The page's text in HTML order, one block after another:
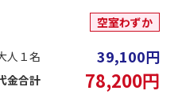
空室わずか
人１名 39,100円
金合計 78,200円